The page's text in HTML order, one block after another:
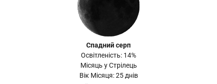
Спадний серп
Освітленість: 14%
Місяць у Стрілець
Вік Місяця: 25 днів